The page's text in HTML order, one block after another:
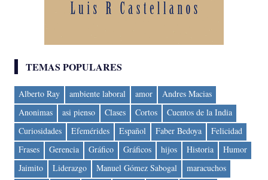
TEMAS POPULARES
Alberto Ray ambiente laboral amor
Andres Macias
Anonimas
asi pienso Clases Cortos
Cuentos de la India
Curiosidades
Efemérides Español Faber Bedoya
Felicidad
Frases
Gerencia Gráfico Gráficos hijos Historia
Humor
Jaimito
Liderazgo Manuel Gómez Sabogal
maracuchos